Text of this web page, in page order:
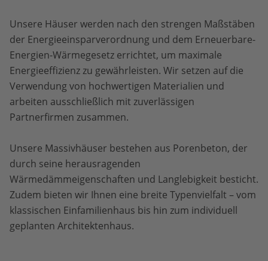
Unsere Häuser werden nach den strengen Maßstäben
der Energieeinsparverordnung und dem Erneuerbare-
Energien-Wärmegesetz errichtet, um maximale
Energieeffizienz zu gewährleisten. Wir setzen auf die
Verwendung von hochwertigen Materialien und
arbeiten ausschließlich mit zuverlässigen
Partnerfirmen zusammen.
Unsere Massivhäuser bestehen aus Porenbeton, der
durch seine herausragenden
Wärmedämmeigenschaften und Langlebigkeit besticht.
Zudem bieten wir Ihnen eine breite Typenvielfalt – vom
klassischen Einfamilienhaus bis hin zum individuell
geplanten Architektenhaus.